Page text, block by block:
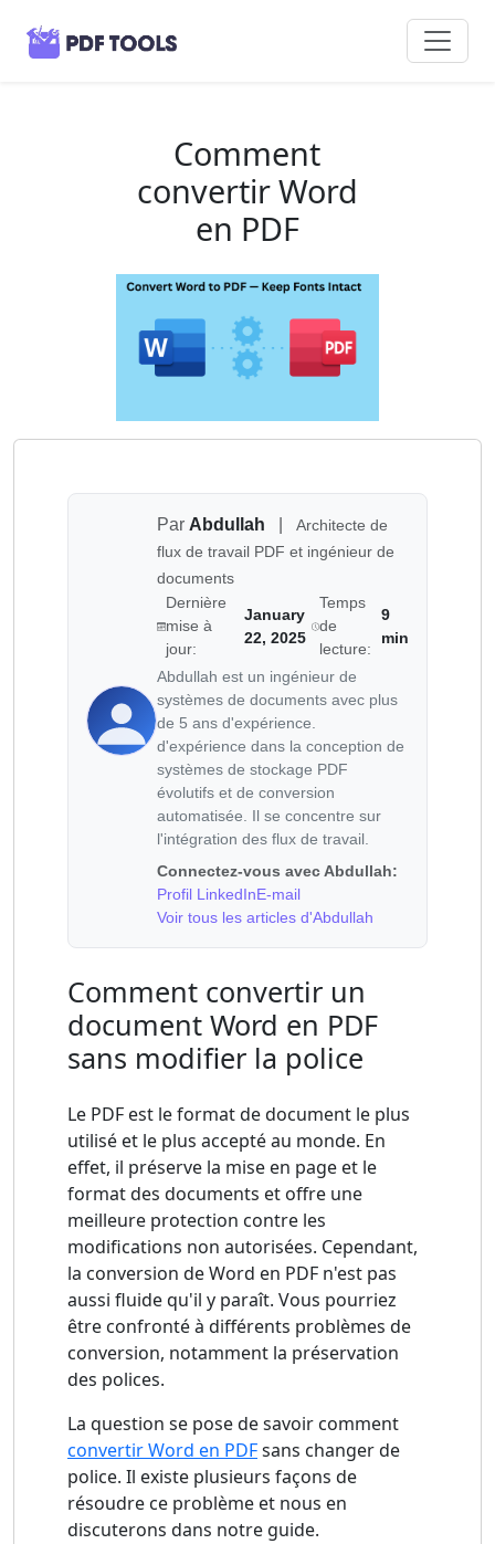
Comment
convertir Word
en PDF
Par Abdullah
Architecte de
flux de travail PDF et ingénieur de
documents
Dernière
mise à
jour:
January
22, 2025
Temps
de
lecture:
9
min
Abdullah est un ingénieur de
systèmes de documents avec plus
de 5 ans d'expérience.
d'expérience dans la conception de
systèmes de stockage PDF
évolutifs et de conversion
automatisée. Il se concentre sur
l'intégration des flux de travail.
Connectez-vous avec Abdullah:
Profil LinkedInE-mail
Voir tous les articles d'Abdullah
Comment convertir un
document Word en PDF
sans modifier la police
Le PDF est le format de document le plus
utilisé et le plus accepté au monde. En
effet, il préserve la mise en page et le
format des documents et offre une
meilleure protection contre les
modifications non autorisées. Cependant,
la conversion de Word en PDF n'est pas
aussi fluide qu'il y paraît. Vous pourriez
être confronté à différents problèmes de
conversion, notamment la préservation
des polices.
La question se pose de savoir comment
convertir Word en PDFsans changer de
police. Il existe plusieurs façons de
résoudre ce problème et nous en
discuterons dans notre guide.